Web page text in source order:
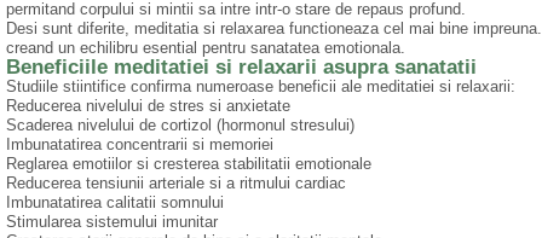
permitand corpului si mintii sa intre intr-o stare de repaus profund.
Desi sunt diferite, meditatia si relaxarea functioneaza cel mai bine
creand un echilibru esential pentru sanatatea emotionala.
Beneficiile meditatiei si relaxarii asupra sanatatii
Studiile stiintifice confirma numeroase beneficii ale meditatiei si relaxarii:
Reducerea nivelului de stres si anxietate
Scaderea nivelului de cortizol (hormonul stresului)
Imbunatatirea concentrarii si memoriei
Reglarea emotiilor si cresterea stabilitatii emotionale
Reducerea tensiunii arteriale si a ritmului cardiac
Imbunatatirea calitatii somnului
Stimularea sistemului imunitar